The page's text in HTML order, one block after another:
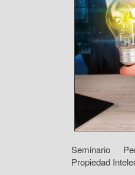
Seminario
Propiedad